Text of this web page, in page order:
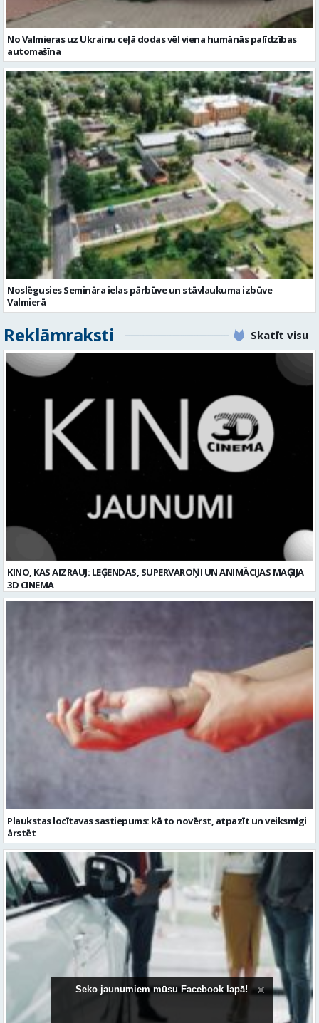
No Valmieras uz Ukrainu ceļā dodas vēl viena humānās palīdzības
automašīna
Noslēgusies Semināra ielas pārbūve un stāvlaukuma izbūve
Valmierā
Reklāmraksti Skatīt visu
KINO, KAS AIZRAUJ: LEĢENDAS, SUPERVAROŅI UN ANIMĀCIJAS MAĢIJA
3D CINEMA
Plaukstas locītavas sastiepums: kā to novērst, atpazīt un veiksmīgi
ārstēt
Seko jaunumiem mūsu Facebook lapā!